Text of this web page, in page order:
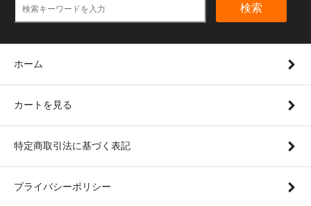
検索
ホーム
カートを見る
特定商取引法に基づく表記
プライバシーポリシー